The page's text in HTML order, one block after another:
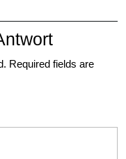
Required fields are